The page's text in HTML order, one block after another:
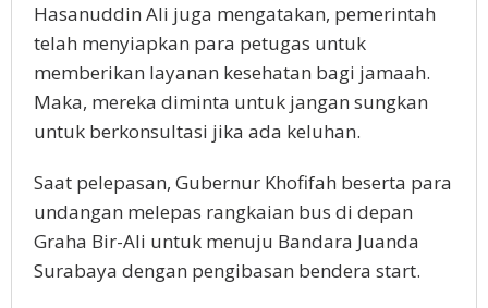
Hasanuddin Ali juga mengatakan, pemerintah
telah menyiapkan para petugas untuk
memberikan layanan kesehatan bagi jamaah.
Maka, mereka diminta untuk jangan sungkan
untuk berkonsultasi jika ada keluhan.
Saat pelepasan, Gubernur Khofifah beserta para
undangan melepas rangkaian bus di depan
Graha Bir-Ali untuk menuju Bandara Juanda
Surabaya dengan pengibasan bendera start.